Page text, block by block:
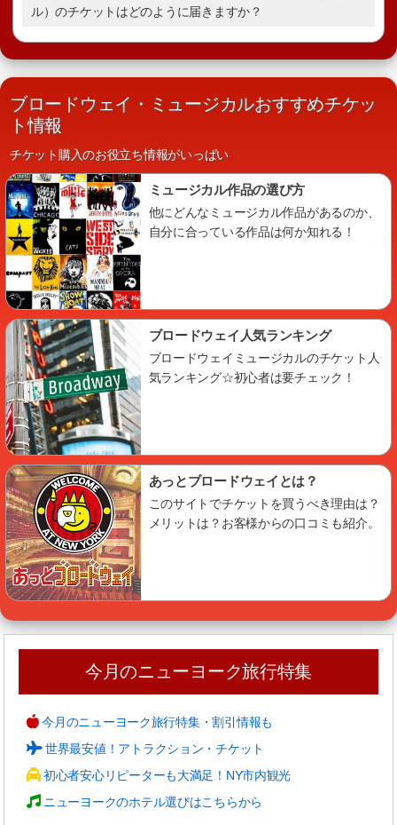
ブック・オブ・モルモンの登場人物
ル）のチケットはどのように届きますか？
ブロードウェイ・ミュージカルおすすめチケッ
ト情報
チケット購入のお役立ち情報がいっぱい
ミュージカル作品の選び方
他にどんなミュージカル作品があるのか、
自分に合っている作品は何か知れる！
ブロードウェイ人気ランキング
ブロードウェイミュージカルのチケット人
気ランキング☆初心者は要チェック！
あっとブロードウェイとは？
このサイトでチケットを買うべき理由は？
メリットは？お客様からの口コミも紹介。
今月のニューヨーク旅行特集
今月のニューヨーク旅行特集・割引情報も
世界最安値！アトラクション・チケット
初心者安心リピーターも大満足！NY市内観光
ニューヨークのホテル選びはこちらから